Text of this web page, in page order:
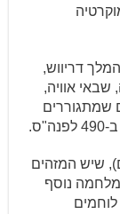
דריווש,
אוויה,
שמתגוררים
שיש המזהים
נוסף
לוחמים